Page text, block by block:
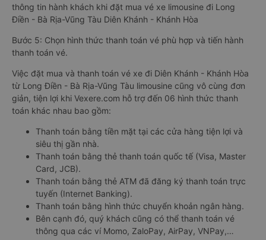
thông tin hành khách khi đặt mua vé xe limousine đi Long
Điền - Bà Rịa-Vũng Tàu Diên Khánh - Khánh Hòa
Bước 5: Chọn hình thức thanh toán vé phù hợp và tiến hành
thanh toán vé.
Việc đặt mua và thanh toán vé xe đi Diên Khánh - Khánh Hòa
từ Long Điền - Bà Rịa-Vũng Tàu limousine cũng vô cùng đơn
giản, tiện lợi khi Vexere.com hỗ trợ đến 06 hình thức thanh
toán khác nhau bao gồm:
Thanh toán bằng tiền mặt tại các cửa hàng tiện lợi và
siêu thị gần nhà.
Thanh toán bằng thẻ thanh toán quốc tế (Visa, Master
Card, JCB).
Thanh toán bằng thẻ ATM đã đăng ký thanh toán trực
tuyến (Internet Banking).
Thanh toán bằng hình thức chuyển khoản ngân hàng.
Bên cạnh đó, quý khách cũng có thể thanh toán vé
thông qua các ví Momo, ZaloPay, AirPay, VNPay,…